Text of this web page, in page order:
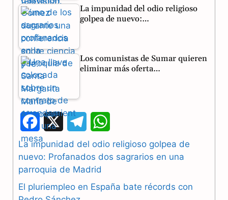
La impunidad del odio religioso
golpea de nuevo:…
Los comunistas de Sumar quieren
eliminar más oferta…
F
a
c
e
l
h
a
La impunidad del odio religioso golpea de
nuevo: Profanados dos sagrarios en una
parroquia de Madrid
El pluriempleo en España bate récords con